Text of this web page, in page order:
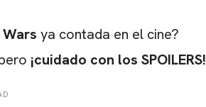
ya contada en el cine?
¡cuidado con los SPOILERS!